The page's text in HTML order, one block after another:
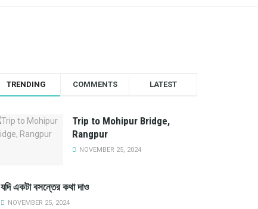
TRENDING COMMENTS LATEST
Trip to Mohipur Bridge,
Rangpur
NOVEMBER 25, 2024
যদি একটা বসন্তের কথা দাও
NOVEMBER 25, 2024